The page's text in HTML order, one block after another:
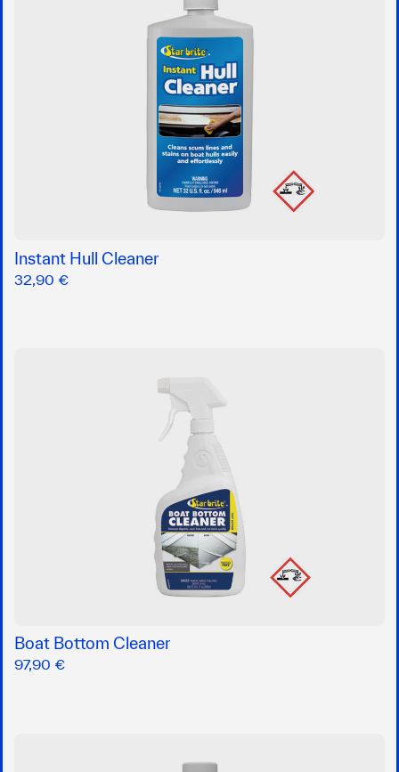
Instant Hull Cleaner
32,90 €
Boat Bottom Cleaner
97,90 €